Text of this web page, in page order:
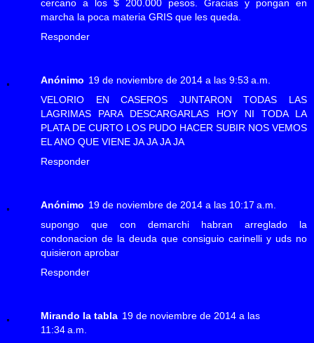
cercano a los $ 200.000 pesos. Gracias y pongan en
marcha la poca materia GRIS que les queda.
Responder
Anónimo 19 de noviembre de 2014 a las 9:53 a.m.
VELORIO EN CASEROS JUNTARON TODAS LAS
LAGRIMAS PARA DESCARGARLAS HOY NI TODA LA
PLATA DE CURTO LOS PUDO HACER SUBIR NOS VEMOS
EL ANO QUE VIENE JA JA JA JA
Responder
Anónimo 19 de noviembre de 2014 a las 10:17 a.m.
supongo que con demarchi habran arreglado la
condonacion de la deuda que consiguio carinelli y uds no
quisieron aprobar
Responder
Mirando la tabla 19 de noviembre de 2014 a las
11:34 a.m.